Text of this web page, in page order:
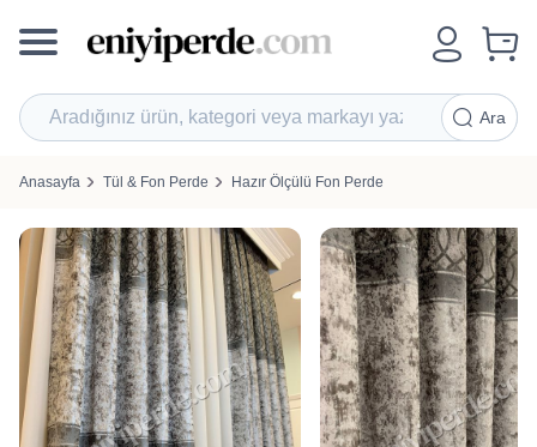
Ara
Anasayfa Tül & Fon Perde Hazır Ölçülü Fon Perde